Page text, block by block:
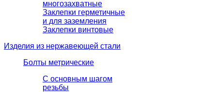
многозахватные
Заклепки герметичные
и для заземления
Заклепки винтовые
Изделия из нержавеющей стали
Болты метрические
С основным шагом
резьбы